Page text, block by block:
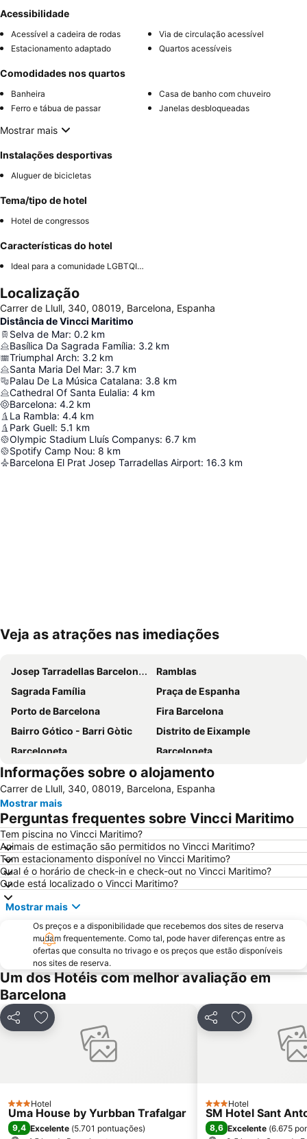
Acessibilidade
Acessível a cadeira de rodas
Via de circulação acessível
Estacionamento adaptado
Quartos acessíveis
Comodidades nos quartos
Banheira
Casa de banho com chuveiro
Ferro e tábua de passar
Janelas desbloqueadas
Mostrar mais
Instalações desportivas
Aluguer de bicicletas
Tema/tipo de hotel
Hotel de congressos
Características do hotel
Ideal para a comunidade LGBTQIA+
Localização
Carrer de Llull, 340, 08019, Barcelona, Espanha
Distância de Vincci Maritimo
Selva de Mar: 0.2 km
Basílica Da Sagrada Família: 3.2 km
Triumphal Arch: 3.2 km
Santa Maria Del Mar: 3.7 km
Palau De La Música Catalana: 3.8 km
Cathedral Of Santa Eulalia: 4 km
Barcelona: 4.2 km
La Rambla: 4.4 km
Park Guell: 5.1 km
Olympic Stadium Lluís Companys: 6.7 km
Spotify Camp Nou: 8 km
Barcelona El Prat Josep Tarradellas Airport: 16.3 km
Ampliar mapa
Veja as atrações nas imediações
Josep Tarradellas Barcelona–El Prat Airport
Ramblas
Sagrada Família
Praça de Espanha
Porto de Barcelona
Fira Barcelona
Bairro Gótico - Barri Gòtic
Distrito de Eixample
Barceloneta
Barceloneta
Estádio Olímpico de Montjuïc
Camp Nou
Estació de Sants
Palácio Sant Jordi
Praça Catalunha
Sagrada Família Metro Station
La Dreta de l'Eixample
Barcelona Sants Metro Station
Metrô de Barcelona
Plaza Catalunya
Aeroport T1 Metro Station
Ciutat Vella
Catedral Basílica de Barcelona
Estació de Plaça Catalunya
Gràcia
Circuit de Catalunya
Parque do centro de Poblenou
El Poblenou
El Born
La Salut
Sants
Parque do Forum
Parque da Ciutadella
Mar Bella
Montjuïc
Casa Batlló
Arco do Triunfo
Marina Port Vell
Unesco Rock Art Of The Mediterranean Basin On The Iberian Peninsula
L'Antiga Esquerra de l'Eixample
Mercado da Boqueria
Informações sobre o alojamento
Carrer de Llull, 340, 08019, Barcelona, Espanha
Mostrar mais
Perguntas frequentes sobre Vincci Maritimo
Tem piscina no Vincci Maritimo?
Animais de estimação são permitidos no Vincci Maritimo?
Tem estacionamento disponível no Vincci Maritimo?
Qual é o horário de check-in e check-out no Vincci Maritimo?
Onde está localizado o Vincci Maritimo?
Mostrar mais
Os preços e a disponibilidade que recebemos dos sites de reserva
mudam frequentemente. Como tal, pode haver diferenças entre as
ofertas que consulta no trivago e os preços que estão disponíveis
nos sites de reserva.
Um dos Hotéis com melhor avaliação em
Barcelona
PartilharAdicionar aos favoritos
3 Estrelas
Hotel
Uma House by Yurbban Trafalgar
9,4 Excelente (5.701 pontuações)
PartilharAdicionar
3 Estrelas
Hotel
SM Hotel Sant
8,6 Excelente (6.675